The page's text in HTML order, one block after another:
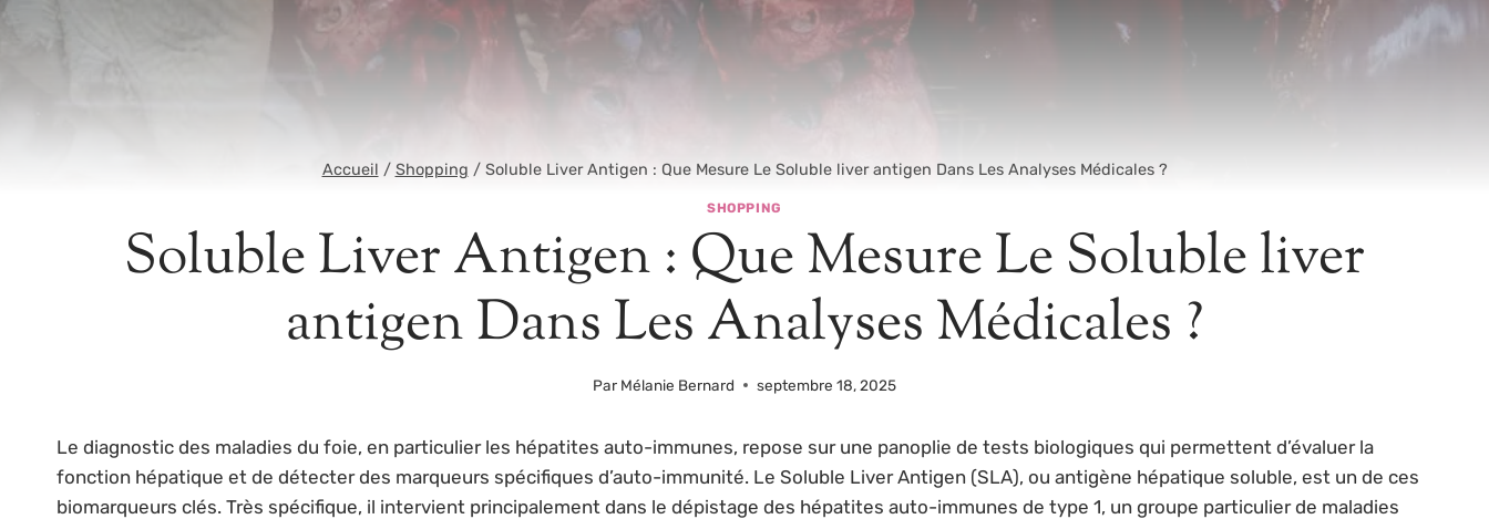
Accueil / Shopping / Soluble Liver Antigen : Que Mesure Le Soluble liver antigen Dans Les Analyses Médicales ?
SHOPPING
Soluble Liver Antigen : Que Mesure Le Soluble liver
antigen Dans Les Analyses Médicales ?
Par Mélanie Bernard septembre 18, 2025
Le diagnostic des maladies du foie, en particulier les hépatites auto-immunes, repose sur une panoplie de tests biologiques qui permettent d’évaluer la
fonction hépatique et de détecter des marqueurs spécifiques d’auto-immunité. Le Soluble Liver Antigen (SLA), ou antigène hépatique soluble, est un de ces
biomarqueurs clés. Très spécifique, il intervient principalement dans le dépistage des hépatites auto-immunes de type 1, un groupe particulier de maladies